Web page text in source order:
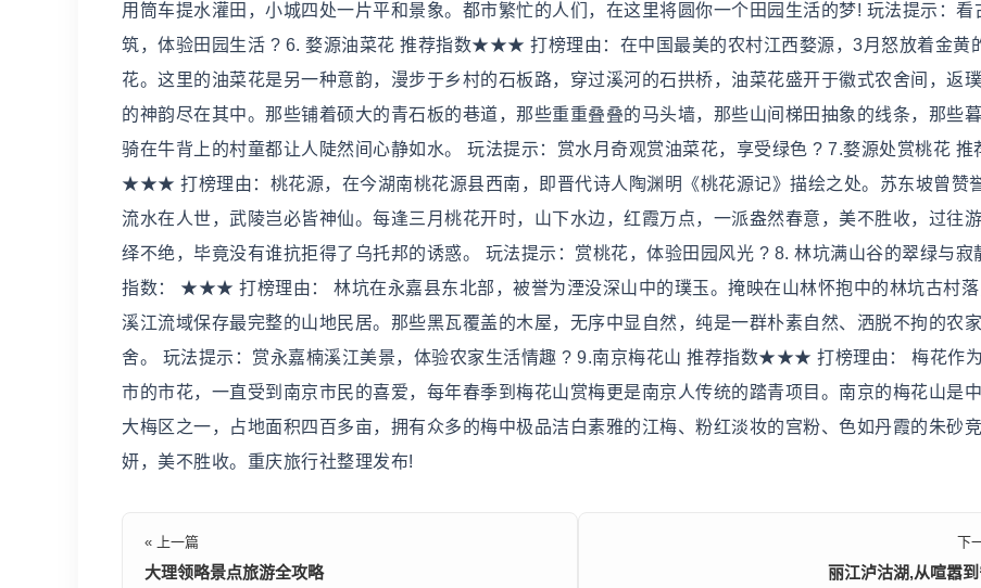
用筒车提水灌田，小城四处一片平和景象。都市繁忙的人们，在这里将圆你一个田园生活的梦! 玩法提示：看
筑，体验田园生活 ? 6. 婺源油菜花 推荐指数★★★ 打榜理由：在中国最美的农村江西婺源，3月怒放着金黄
花。这里的油菜花是另一种意韵，漫步于乡村的石板路，穿过溪河的石拱桥，油菜花盛开于徽式农舍间，返
的神韵尽在其中。那些铺着硕大的青石板的巷道，那些重重叠叠的马头墙，那些山间梯田抽象的线条，那些
骑在牛背上的村童都让人陡然间心静如水。 玩法提示：赏水月奇观赏油菜花，享受绿色 ? 7.婺源处赏桃花 推
★★★ 打榜理由：桃花源，在今湖南桃花源县西南，即晋代诗人陶渊明《桃花源记》描绘之处。苏东坡曾赞
流水在人世，武陵岂必皆神仙。每逢三月桃花开时，山下水边，红霞万点，一派盎然春意，美不胜收，过往
绎不绝，毕竟没有谁抗拒得了乌托邦的诱惑。 玩法提示：赏桃花，体验田园风光 ? 8. 林坑满山谷的翠绿与寂
指数： ★★★ 打榜理由： 林坑在永嘉县东北部，被誉为湮没深山中的璞玉。掩映在山林怀抱中的林坑古村落
溪江流域保存最完整的山地民居。那些黑瓦覆盖的木屋，无序中显自然，纯是一群朴素自然、洒脱不拘的农
舍。 玩法提示：赏永嘉楠溪江美景，体验农家生活情趣 ? 9.南京梅花山 推荐指数★★★ 打榜理由： 梅花作
市的市花，一直受到南京市民的喜爱，每年春季到梅花山赏梅更是南京人传统的踏青项目。南京的梅花山是
大梅区之一，占地面积四百多亩，拥有众多的梅中极品洁白素雅的江梅、粉红淡妆的宫粉、色如丹霞的朱砂
妍，美不胜收。重庆旅行社整理发布!
« 上一篇
大理领略景点旅游全攻略
下
丽江泸沽湖,从喧嚣